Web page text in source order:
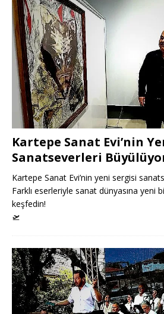
Kartepe Sanat Evi’nin
Sanatseverleri
Kartepe Sanat Evi’nin yeni sergisi
Farklı eserleriyle sanat dünyasına yeni
keşfedin!
🛫